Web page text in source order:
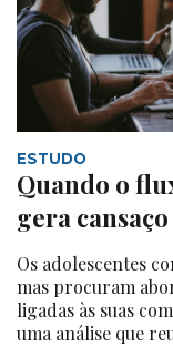
ESTUDO
Quando o
gera
Os adolescentes
mas procuram
ligadas às suas
uma análise que